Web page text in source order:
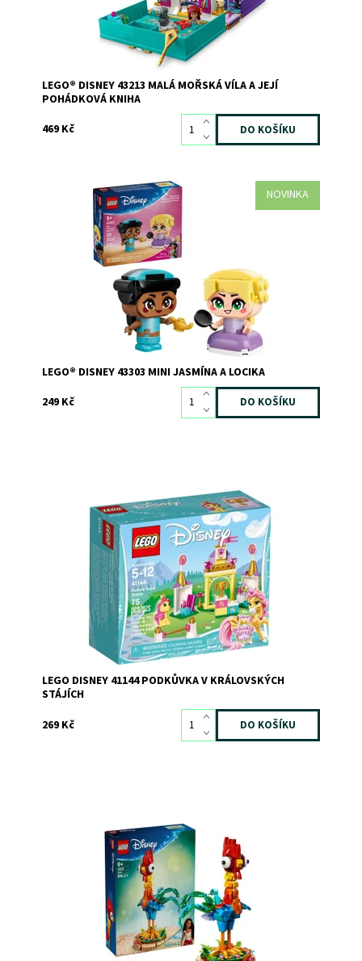
LEGO® DISNEY 43213 MALÁ MOŘSKÁ VÍLA A JEJÍ
POHÁDKOVÁ KNIHA
469 Kč
NOVINKA
Potěšte děti od 5 let stavebnicí LEGO® ǀ Disney Princess
Mini Jasmína a Locika (43303). Filmové postavy Jasmína a
Locika s doplňky v podobě kouzelné lampy a pánve
inspirují děti k vymýšlení příběhů a živé hře. Každá z
princezen má pohyblivé ruce a může...
Skladem>3
12806
LEGO
LEGO® DISNEY 43303 MINI JASMÍNA A LOCIKA
249 Kč
Bav se s poníkem Podkůvkou, který patří Belle, v
královských stájích!
Dostupnost:
Skladem2
2774
LEGO
LEGO DISNEY 41144 PODKŮVKA V KRÁLOVSKÝCH
STÁJÍCH
269 Kč
Postavte si Heiheie z disneyovek Odvážná Vaiana a
Odvážná Vaiana 2! Složte si filmový výstavní model s
Vaianiným barevným kohoutím kamarádem, který si razí
cestu různými dobrodružstvími, ale téměř vždy přistane
zobákem nahoru! Až model dostavíte, postavte...
Skladem2
12441
LEGO